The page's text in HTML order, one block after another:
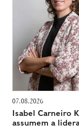
07.08.2026
Isabel Carneiro
assumem a